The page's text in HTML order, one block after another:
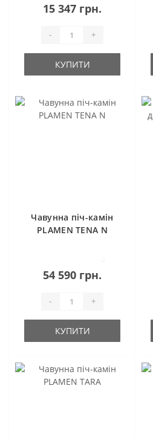
15 347 грн.
- +
КУПИТИ
Чавунна піч-камін
PLAMEN TENA N
54 590 грн.
- +
КУПИТИ